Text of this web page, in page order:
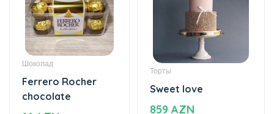
Шоколад
Ferrero Rocher
chocolate
16 AZN
Sweet love
859 AZN